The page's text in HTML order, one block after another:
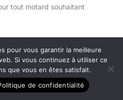
tout motard souhaitant
pour vous garantir la meilleure
Si vous continuez à utiliser ce
que vous en êtes satisfait.
de confidentialité